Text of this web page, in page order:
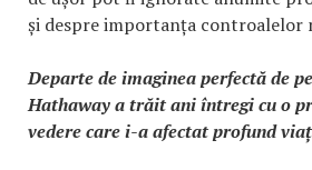
și despre importanța controalelor
Departe de imaginea perfectă de
Hathaway a trăit ani întregi cu o
vedere care i-a afectat profund